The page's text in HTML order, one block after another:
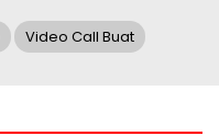
Video Call Buat